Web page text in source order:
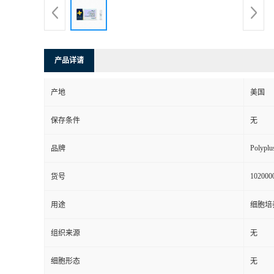
产品详请
产地 美国
保存条件 无
品牌
货号
用途 细胞培
组织来源 无
细胞形态 无